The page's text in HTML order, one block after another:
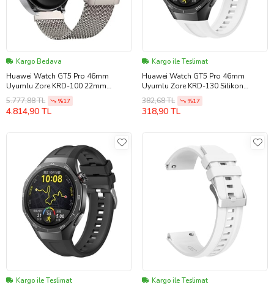
Kargo Bedava
Huawei Watch GT5 Pro 46mm
Uyumlu Zore KRD-100 22mm
Titanyum Hasır Kordon
5.777,88 TL %17
4.814,90 TL
Kargo ile Teslimat
Huawei Watch GT5 Pro 46mm
Uyumlu Zore KRD-130 Silikon
Kordon Strap Kayış
382,68 TL %17
318,90 TL
Kargo ile Teslimat Kargo ile Teslimat